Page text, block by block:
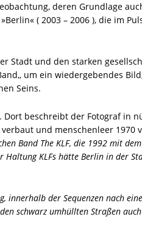
deren Grundlage
( 2003 – 2006 ), die im
Stadt und den starken
um ein wiedergebendes
Seins.
Dort beschreibt der Fotograf in
und menschenleer 1970
Band The KLF, die 1992 mit
KLFs hätte Berlin in der
innerhalb der Sequenzen nach
schwarz umhüllten Straßen